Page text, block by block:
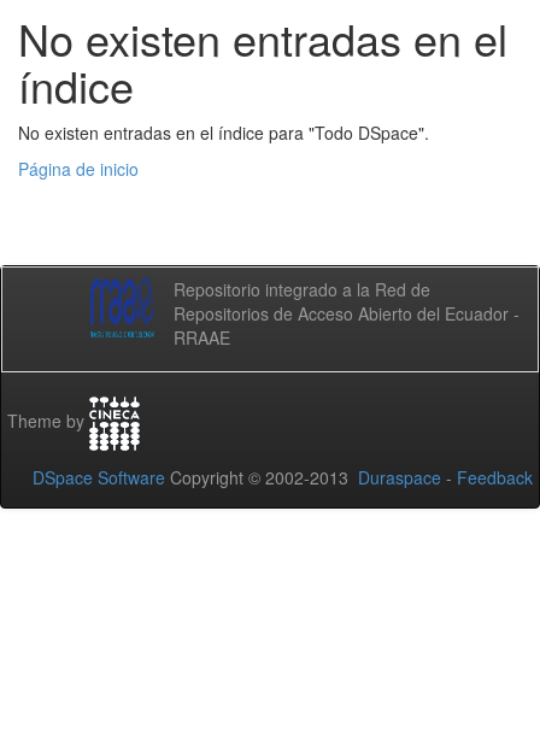
No existen entradas en el
índice
No existen entradas en el índice para "Todo DSpace".
Página de inicio
Repositorio integrado a la Red de
Repositorios de Acceso Abierto del Ecuador -
RRAAE
Theme by
DSpace Software Copyright © 2002-2013 Duraspace - Feedback